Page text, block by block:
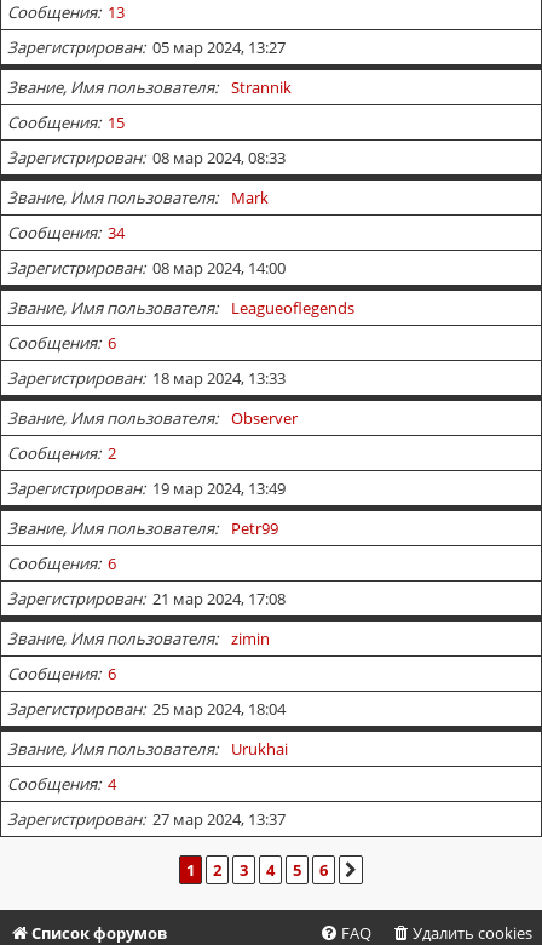
Сообщения 13
Зарегистрирован 05 мар 2024, 13:27
Звание, Имя пользователя
Strannik
Сообщения 15
Зарегистрирован 08 мар 2024, 08:33
Звание, Имя пользователя
Mark
Сообщения 34
Зарегистрирован 08 мар 2024, 14:00
Звание, Имя пользователя
Leagueoflegends
Сообщения 6
Зарегистрирован 18 мар 2024, 13:33
Звание, Имя пользователя
Observer
Сообщения 2
Зарегистрирован 19 мар 2024, 13:49
Звание, Имя пользователя
Petr99
Сообщения 6
Зарегистрирован 21 мар 2024, 17:08
Звание, Имя пользователя
zimin
Сообщения 6
Зарегистрирован 25 мар 2024, 18:04
Звание, Имя пользователя
Urukhai
Сообщения 4
Зарегистрирован 27 мар 2024, 13:37
1 2 3 4 5 6
Список форумов Удалить cookies
FAQ